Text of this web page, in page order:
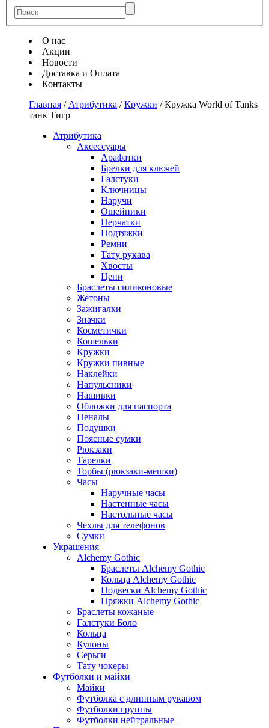
О нас
Акции
Новости
Доставка и Оплата
Контакты
Главная / Атрибутика /Кружки /Кружка World of Tanks
танк Тигр
Атрибутика
Аксессуары
Арафатки
Брелки для ключей
Галстуки
Ключницы
Наручи
Ошейники
Перчатки
Подтяжки
Ремни
Тату рукава
Хвосты
Цепи
Браслеты силиконовые
Жетоны
Зажигалки
Значки
Косметички
Кошельки
Кружки
Кружки пивные
Наклейки
Напульсники
Нашивки
Обложки для паспорта
Пеналы
Подушки
Поясные сумки
Рюкзаки
Тарелки
Торбы (рюкзаки-мешки)
Часы
Наручные часы
Настенные часы
Настольные часы
Чехлы для телефонов
Сумки
Украшения
Alchemy Gothic
Браслеты Alchemy Gothic
Кольца Alchemy Gothic
Подвески Alchemy Gothic
Пряжки Alchemy Gothic
Браслеты кожаные
Галстуки Боло
Кольца
Кулоны
Серьги
Тату чокеры
Футболки и майки
Майки
Футболка с длинным рукавом
Футболки группы
Футболки нейтральные